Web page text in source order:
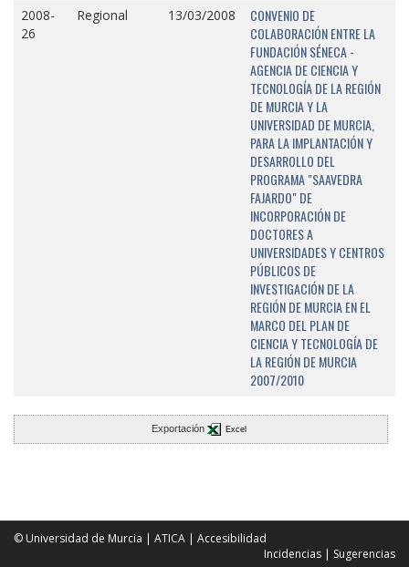
2008-
26
Regional 13/03/2008
CONVENIO DE
COLABORACIÓN ENTRE LA
FUNDACIÓN SÉNECA -
AGENCIA DE CIENCIA Y
TECNOLOGÍA DE LA REGIÓN
DE MURCIA Y LA
UNIVERSIDAD DE MURCIA,
PARA LA IMPLANTACIÓN Y
DESARROLLO DEL
PROGRAMA "SAAVEDRA
FAJARDO" DE
INCORPORACIÓN DE
DOCTORES A
UNIVERSIDADES Y CENTROS
PÚBLICOS DE
INVESTIGACIÓN DE LA
REGIÓN DE MURCIA EN EL
MARCO DEL PLAN DE
CIENCIA Y TECNOLOGÍA DE
LA REGIÓN DE MURCIA
2007/2010
Exportación Excel
© Universidad de Murcia | ATICA | Accesibilidad
Incidencias | Sugerencias